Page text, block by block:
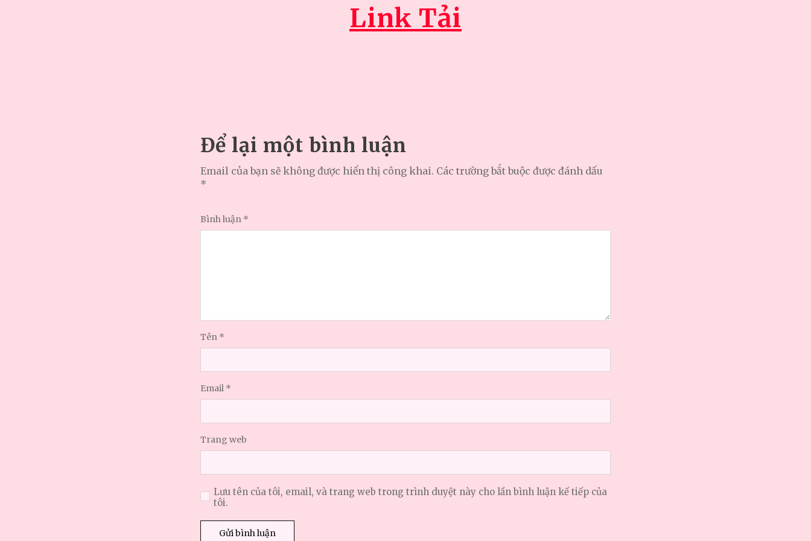
Link Tải
Để lại một bình luận
Email của bạn sẽ không được hiển thị công khai. Các trường bắt buộc được đánh dấu
*
Bình luận *
Tên *
Email *
Trang web
Lưu tên của tôi, email, và trang web trong trình duyệt này cho lần bình luận kế tiếp của
tôi.